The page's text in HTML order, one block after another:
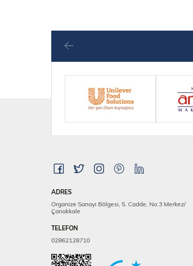
ADRES
Organize Sanayi Bölgesi, 5. Cadde, No:3 Merkez/
Çanakkale
TELEFON
02862128710